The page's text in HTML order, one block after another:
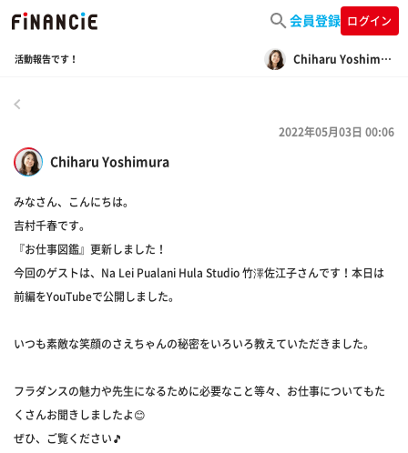
会員登録 ログイン
活動報告です！ Chiharu Yoshimura
Chiharu Yoshimura
2022年05月03日 00:06
みなさん、こんにちは。
吉村千春です。
『お仕事図鑑』更新しました！
今回のゲストは、Na Lei Pualani Hula Studio 竹澤佐江子さんです！本日は
前編をYouTubeで公開しました。
いつも素敵な笑顔のさえちゃんの秘密をいろいろ教えていただきました。
フラダンスの魅力や先生になるために必要なこと等々、お仕事についてもた
くさんお聞きしましたよ😊
ぜひ、ご覧ください🎵